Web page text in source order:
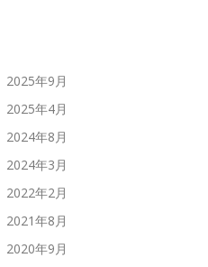
2025年9月
2025年4月
2024年8月
2024年3月
2022年2月
2021年8月
2020年9月